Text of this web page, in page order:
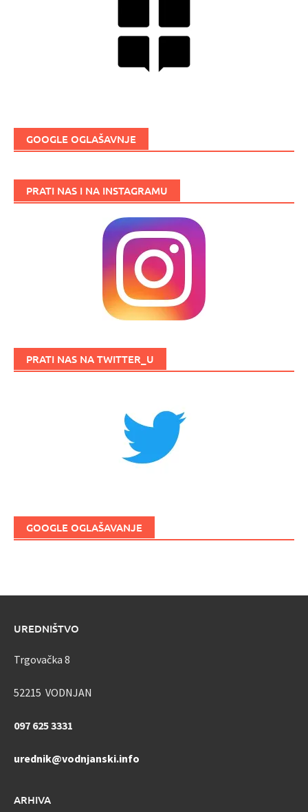
GOOGLE OGLAŠAVNJE
PRATI NAS I NA INSTAGRAMU
PRATI NAS NA TWITTER_U
GOOGLE OGLAŠAVANJE
UREDNIŠTVO
Trgovačka 8
52215 VODNJAN
097 625 3331
urednik@vodnjanski.info
ARHIVA